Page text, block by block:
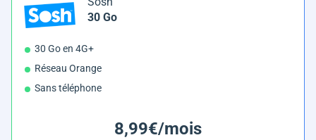
30 Go
30 Go en 4G+
Réseau Orange
Sans téléphone
8,99€/mois